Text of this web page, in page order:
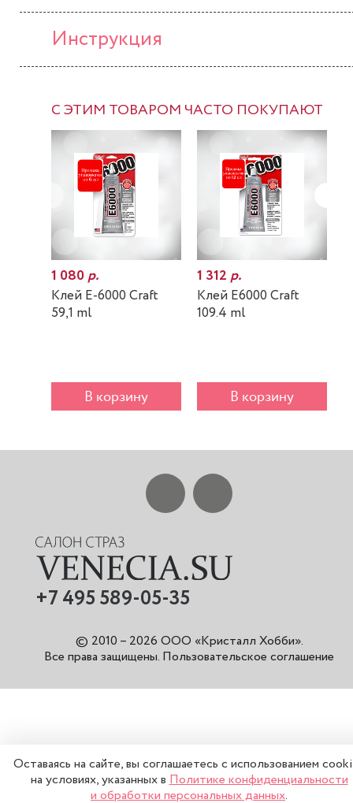
Инструкция
С ЭТИМ ТОВАРОМ ЧАСТО ПОКУПАЮТ
1 080р.
Клей E-6000 Craft
59,1 ml
В корзину
1 312р.
Клей E6000 Craft
109.4 ml
В корзину
+7 495 589-05-35
© 2010 – 2026 ООО «Кристалл Хобби».
Все права защищены. Пользовательское соглашение
Оставаясь на сайте, вы соглашаетесь с использованием
на условиях, указанных вПолитике конфиденциальности
и обработки персональных данных.